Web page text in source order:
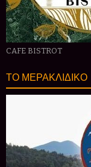
CAFE BISTROT
ΤΟ ΜΕΡΑΚΛΙΔΙΚΟ